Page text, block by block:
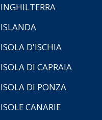
INGHILTERRA
ISLANDA
ISOLA D'ISCHIA
ISOLA DI CAPRAIA
ISOLA DI PONZA
ISOLE CANARIE